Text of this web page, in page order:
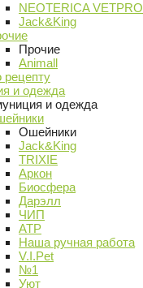
NEOTERICA VETPRO
Jack&King
Прочие
Animall
рецепту
и одежда
и одежда
Ошейники
Jack&King
TRIXIE
Аркон
Биосфера
Дарэлл
ЧИП
АТР
Наша ручная работа
V.I.Pet
№1
Уют